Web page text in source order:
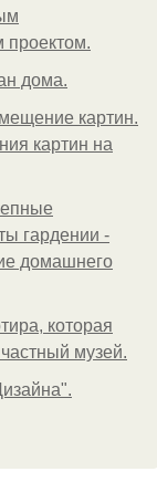
проектом.
дома.
картин.
картин на
гардении -
домашнего
которая
музей.